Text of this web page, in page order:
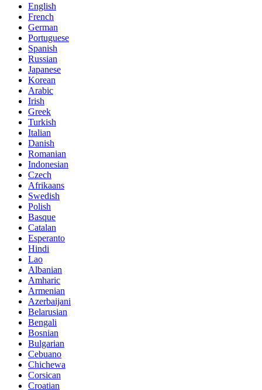
English
French
German
Portuguese
Spanish
Russian
Japanese
Korean
Arabic
Irish
Greek
Turkish
Italian
Danish
Romanian
Indonesian
Czech
Afrikaans
Swedish
Polish
Basque
Catalan
Esperanto
Hindi
Lao
Albanian
Amharic
Armenian
Azerbaijani
Belarusian
Bengali
Bosnian
Bulgarian
Cebuano
Chichewa
Corsican
Croatian